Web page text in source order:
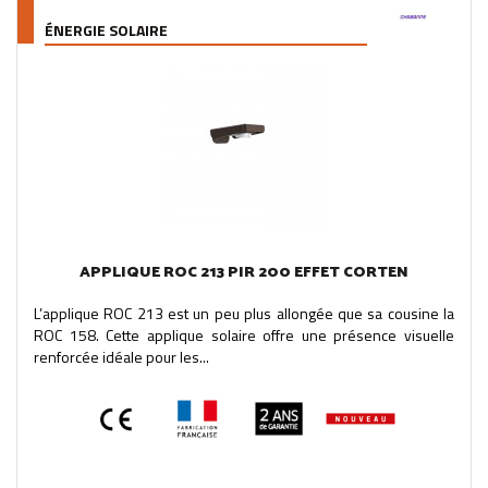
ÉNERGIE SOLAIRE
APPLIQUE ROC 213 PIR 200 EFFET CORTEN
L’applique ROC 213 est un peu plus allongée que sa cousine la
ROC 158. Cette applique solaire offre une présence visuelle
renforcée idéale pour les...